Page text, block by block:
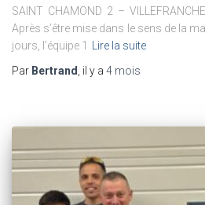
SAINT CHAMOND 2 –
Après s’être mise dans le sens de la
jours, l’équipe 1
Lire la suite
Par Bertrand, il y a 4 mois